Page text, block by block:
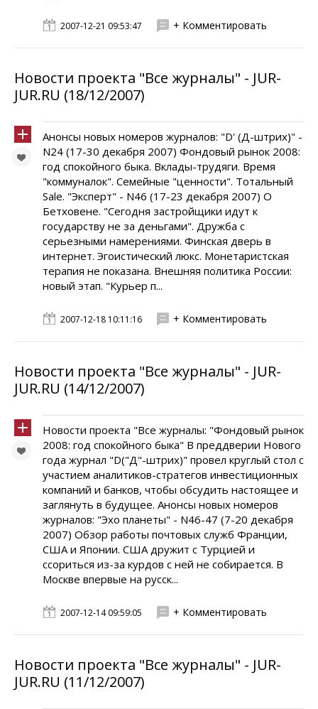
2007-12-21 09:53:47 + Комментировать
Новости проекта "Все журналы" - JUR-
JUR.RU (18/12/2007)
Анонсы новых номеров журналов: "D' (Д-штрих)" -
N24 (17-30 декабря 2007) Фондовый рынок 2008:
год спокойного быка. Вклады-трудяги. Время
"коммуналок". Семейные "ценности". Тотальный
Sale. "Эксперт" - N46 (17-23 декабря 2007) О
Бетховене. "Сегодня застройщики идут к
государству не за деньгами". Дружба с
серьезными намерениями. Финская дверь в
интернет. Эгоистический люкс. Монетаристская
терапия не показана. Внешняя политика России:
новый этап. "Курьер п...
2007-12-18 10:11:16 + Комментировать
Новости проекта "Все журналы" - JUR-
JUR.RU (14/12/2007)
Новости проекта "Все журналы: "Фондовый рынок
2008: год спокойного быка" В преддверии Нового
года журнал "D("Д"-штрих)" провел круглый стол с
участием аналитиков-стратегов инвестиционных
компаний и банков, чтобы обсудить настоящее и
заглянуть в будущее. Анонсы новых номеров
журналов: "Эхо планеты" - N46-47 (7-20 декабря
2007) Обзор работы почтовых служб Франции,
США и Японии. США дружит с Турцией и
ссориться из-за курдов с ней не собирается. В
Москве впервые на русск...
2007-12-14 09:59:05 + Комментировать
Новости проекта "Все журналы" - JUR-
JUR.RU (11/12/2007)